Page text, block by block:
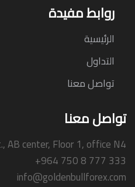
روابط مفيدة
الرئيسية
التداول
تواصل معنا
تواصل معنا
AB center, Floor 1, office N4
+964 750 8 777 333
info@goldenbullforex.com